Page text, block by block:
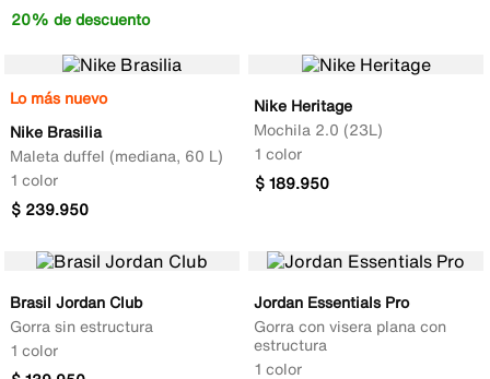
20% de descuento
Lo más nuevo
Nike Brasilia
Maleta duffel (mediana, 60 L)
1 color
$ 239.950
Nike Heritage
Mochila 2.0 (23L)
1 color
$189.950
Brasil Jordan Club
Gorra sin estructura
1 color
Jordan Essentials Pro
Gorra con visera plana con
estructura
1 color